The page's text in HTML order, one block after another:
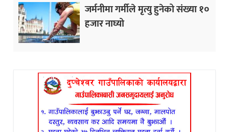
जर्मनीमा गर्मीले मृत्यु हुनेको संख्या १०
हजार नाघ्यो